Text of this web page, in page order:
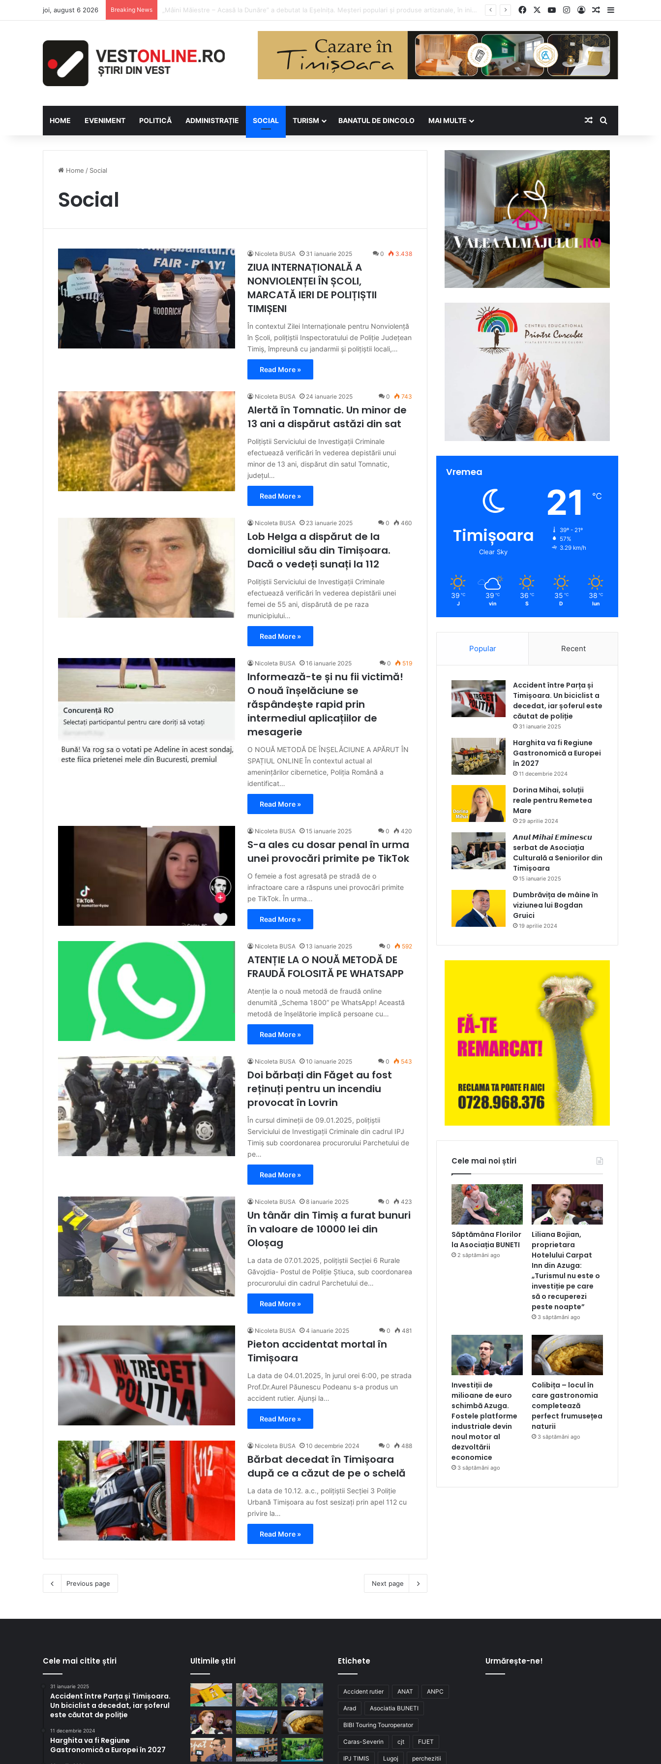
joi, august 6 2026 Breaking News Săptămâna Florilor la Asociația BUNETI Facebook YouTubeInstagram
Log InRandom Article
HOME EVENIMENT POLITICĂ ADMINISTRAȚIE SOCIAL TURISM BANATUL DE DINCOLO MAI MULTE Random Article
Home / Social
Social
Nicoleta BUSA 31 ianuarie 2025 0 3.438
ZIUA INTERNAȚIONALĂ A
NONVIOLENȚEI ÎN ȘCOLI,
MARCATĂ IERI DE POLIȚIȘTII
TIMIȘENI
În contextul Zilei Internaționale pentru Nonviolenţă
în Şcoli, polițiștii Inspectoratului de Poliție Județean
Timiș, împreună cu jandarmii și polițiștii locali,…
Read More »
Nicoleta BUSA 24 ianuarie 2025 0 743
Alertă în Tomnatic. Un minor de
13 ani a dispărut astăzi din sat
Poliţiştii Serviciului de Investigaţii Criminale
efectuează verificări în vederea depistării unui
minor de 13 ani, dispărut din satul Tomnatic,
judeţul…
Read More »
Nicoleta BUSA 23 ianuarie 2025 0 460
Lob Helga a dispărut de la
domiciliul său din Timișoara.
Dacă o vedeți sunați la 112
Poliţiştii Serviciului de Investigaţii Criminale
efectuează verificări în vederea depistării unei
femei de 55 ani, dispărută de pe raza
municipiului…
Read More »
Nicoleta BUSA 16 ianuarie 2025 0 519
Informează-te și nu fii victimă!
O nouă înșelăciune se
răspândește rapid prin
intermediul aplicațiilor de
mesagerie
O NOUĂ METODĂ DE ÎNȘELĂCIUNE A APĂRUT ÎN
SPAȚIUL ONLINE În contextul actual al
amenințărilor cibernetice, Poliția Română a
identificat…
Read More »
Nicoleta BUSA 15 ianuarie 2025 0 420
S-a ales cu dosar penal în urma
unei provocări primite pe TikTok
O femeie a fost agresată pe stradă de o
infractoare care a răspuns unei provocări primite
pe TikTok. În urma…
Read More »
Nicoleta BUSA 13 ianuarie 2025 0 592
ATENȚIE LA O NOUĂ METODĂ DE
FRAUDĂ FOLOSITĂ PE WHATSAPP
Atenție la o nouă metodă de fraudă online
denumită „Schema 1800” pe WhatsApp! Această
metodă de înșelătorie implică persoane cu…
Read More »
Nicoleta BUSA 10 ianuarie 2025 0 543
Doi bărbați din Făget au fost
reținuți pentru un incendiu
provocat în Lovrin
În cursul dimineții de 09.01.2025, polițiștii
Serviciului de Investigații Criminale din cadrul IPJ
Timiș sub coordonarea procurorului Parchetului de
pe…
Read More »
Nicoleta BUSA 8 ianuarie 2025 0 423
Un tânăr din Timiș a furat bunuri
în valoare de 10000 lei din
Oloșag
La data de 07.01.2025, polițiștii Secției 6 Rurale
Găvojdia- Postul de Poliție Știuca, sub coordonarea
procurorului din cadrul Parchetului de…
Read More »
Nicoleta BUSA 4 ianuarie 2025 0 481
Pieton accidentat mortal în
Timișoara
La data de 04.01.2025, în jurul orei 6:00, pe strada
Prof.Dr.Aurel Păunescu Podeanu s-a produs un
accident rutier. Ajunși la…
Read More »
Nicoleta BUSA 10 decembrie 2024 0 488
Bărbat decedat în Timișoara
după ce a căzut de pe o schelă
La data de 10.12. a.c., polițiștii Secției 3 Poliție
Urbană Timișoara au fost sesizați prin apel 112 cu
privire la…
Read More »
Previous page Next page
Vremea
Timișoara
Clear Sky
21 ℃
39º - 21º
57%
3.29 km/h
39 ℃
J
39 ℃
vin
36 ℃
S
35 ℃
D
38 ℃
lun
Popular Recent
Accident între Parța și
Timișoara. Un biciclist a
decedat, iar șoferul este
căutat de poliție
31 ianuarie 2025
Harghita va fi Regiune
Gastronomică a Europei
în 2027
11 decembrie 2024
Dorina Mihai, soluții
reale pentru Remetea
Mare
29 aprilie 2024
𝘼𝙣𝙪𝙡 𝙈𝙞𝙝𝙖𝙞 𝙀𝙢𝙞𝙣𝙚𝙨𝙘𝙪
serbat de Asociația
Culturală a Seniorilor din
Timișoara
15 ianuarie 2025
Dumbrăvița de mâine în
viziunea lui Bogdan
Gruici
19 aprilie 2024
Cele mai noi știri
Săptămâna Florilor
la Asociația BUNETI
2 săptămâni ago
Liliana Bojian,
proprietara
Hotelului Carpat
Inn din Azuga:
„Turismul nu este o
investiție pe care
să o recuperezi
peste noapte”
3 săptămâni ago
Investiții de
milioane de euro
schimbă Azuga.
Fostele platforme
industriale devin
noul motor al
dezvoltării
economice
3 săptămâni ago
Colibița – locul în
care gastronomia
completează
perfect frumusețea
naturii
3 săptămâni ago
Cele mai citite știri
31 ianuarie 2025
Accident între Parța și Timișoara.
Un biciclist a decedat, iar șoferul
este căutat de poliție
11 decembrie 2024
Harghita va fi Regiune
Gastronomică a Europei în 2027
Ultimile știri Etichete
Accident rutier ANAT ANPC
Arad Asociatia BUNETI
BIBI Touring Touroperator
Caras-Severin cjt FIJET
IPJ TIMIS Lugoj perchezitii
Urmărește-ne!